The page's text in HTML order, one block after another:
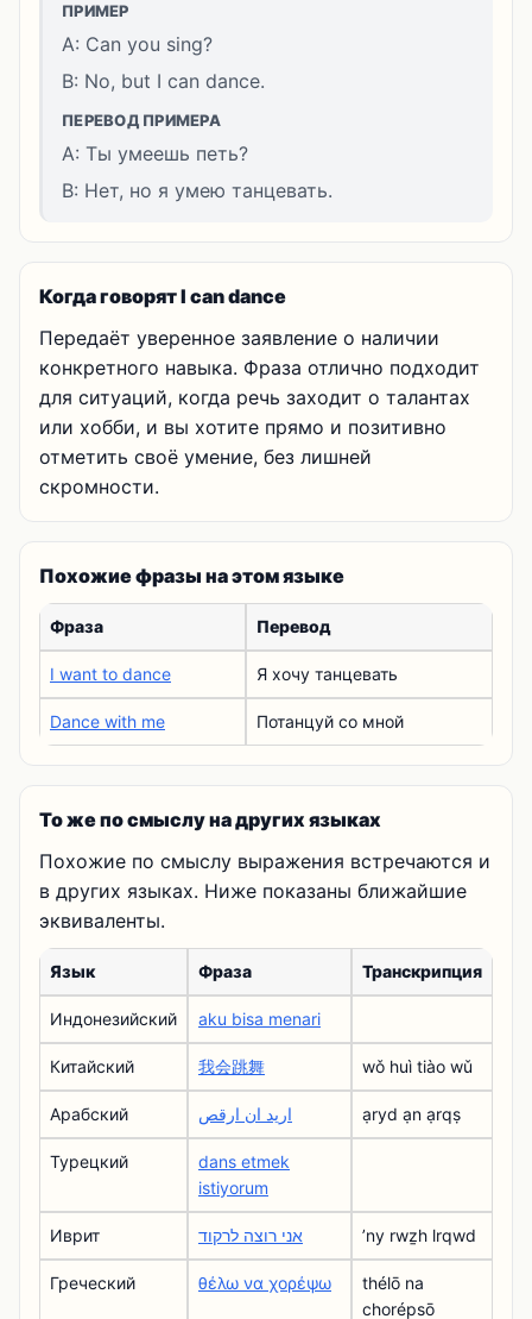
ПРИМЕР
A: Can you sing?
B: No, but I can dance.
ПЕРЕВОД ПРИМЕРА
A: Ты умеешь петь?
B: Нет, но я умею танцевать.
Когда говорят I can dance
Передаёт уверенное заявление о наличии
конкретного навыка. Фраза отлично подходит
для ситуаций, когда речь заходит о талантах
или хобби, и вы хотите прямо и позитивно
отметить своё умение, без лишней
скромности.
Похожие фразы на этом языке
Фраза Перевод
I want to dance Я хочу танцевать
Dance with me Потанцуй со мной
То же по смыслу на других языках
Похожие по смыслу выражения встречаются и
в других языках. Ниже показаны ближайшие
эквиваленты.
Язык Фраза Транскрипция
Индонезийский aku bisa menari
Китайский 我会跳舞 wǒ huì tiào wǔ
Арабский اريد ان ارقص ạryd ạn ạrqṣ
Турецкий
dans etmek
istiyorum
Иврит אני רוצה לרקוד ʼny rwẕh lrqwd
Греческий θέλω να χορέψω
thélō na
chorépsō